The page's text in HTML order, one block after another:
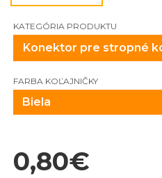
KATEGÓRIA PRODUKTU
FARBA KOĽAJNIČKY
Biela
0,80€